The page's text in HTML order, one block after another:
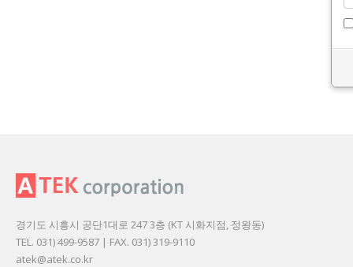
경기도 시흥시 공단1대로 247 3층 (KT 시화지점, 정왕동)
TEL. 031) 499-9587 | FAX. 031) 319-9110
atek@atek.co.kr